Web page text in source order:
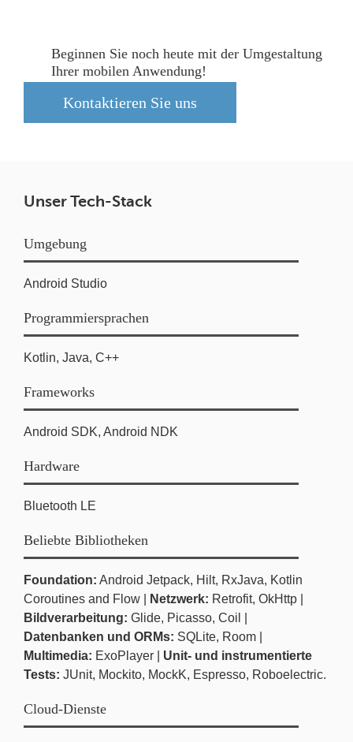
Beginnen Sie noch heute mit der Umgestaltung
Ihrer mobilen Anwendung!
Kontaktieren Sie uns
Unser Tech-Stack
Umgebung
Android Studio
Programmiersprachen
Kotlin, Java, C++
Frameworks
Android SDK, Android NDK
Hardware
Bluetooth LE
Beliebte Bibliotheken
Foundation: Android Jetpack, Hilt, RxJava, Kotlin
Coroutines and Flow |
Netzwerk: Retrofit, OkHttp |
Bildverarbeitung: Glide, Picasso, Coil |
Datenbanken und ORMs: SQLite, Room |
Multimedia: ExoPlayer | Unit- und instrumentierte
Tests: JUnit, Mockito, MockK, Espresso, Roboelectric.
Cloud-Dienste